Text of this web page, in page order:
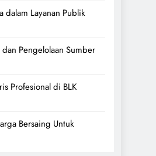
dalam Layanan Publik
dan Pengelolaan Sumber
Profesional di BLK
Bersaing Untuk